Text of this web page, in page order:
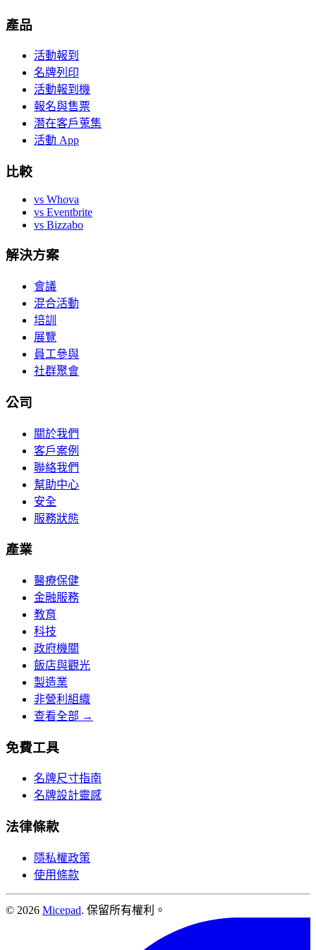
產品
活動報到
名牌列印
活動報到機
報名與售票
潛在客戶蒐集
活動 App
比較
vs Whova
vs Eventbrite
vs Bizzabo
解決方案
會議
混合活動
培訓
展覽
員工參與
社群聚會
公司
關於我們
客戶案例
聯絡我們
幫助中心
安全
服務狀態
產業
醫療保健
金融服務
教育
科技
政府機關
飯店與觀光
製造業
非營利組織
查看全部 →
免費工具
名牌尺寸指南
名牌設計靈感
法律條款
隱私權政策
使用條款
© 2026 Micepad. 保留所有權利。